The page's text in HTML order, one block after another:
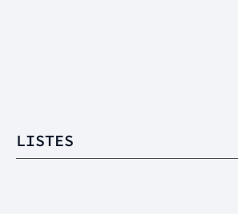
LISTES